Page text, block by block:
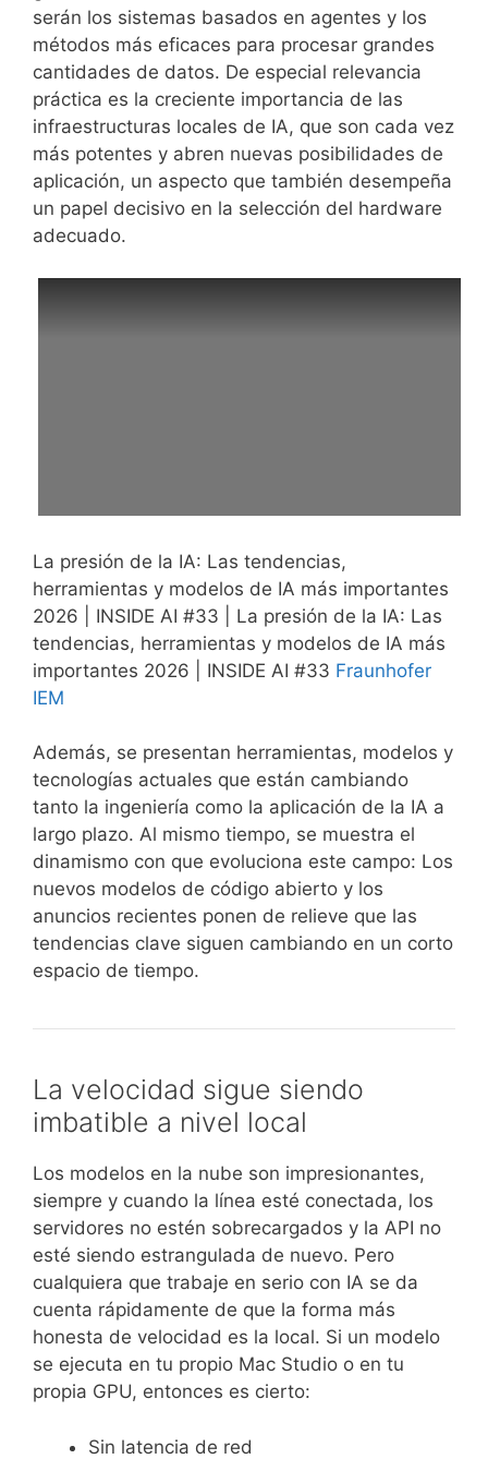
serán los sistemas basados en agentes y los
métodos más eficaces para procesar grandes
cantidades de datos. De especial relevancia
práctica es la creciente importancia de las
infraestructuras locales de IA, que son cada vez
más potentes y abren nuevas posibilidades de
aplicación, un aspecto que también desempeña
un papel decisivo en la selección del hardware
adecuado.
La presión de la IA: Las tendencias,
herramientas y modelos de IA más importantes
2026 | INSIDE AI #33 | La presión de la IA: Las
tendencias, herramientas y modelos de IA más
importantes 2026 | INSIDE AI #33 Fraunhofer
IEM
Además, se presentan herramientas, modelos y
tecnologías actuales que están cambiando
tanto la ingeniería como la aplicación de la IA a
largo plazo. Al mismo tiempo, se muestra el
dinamismo con que evoluciona este campo: Los
nuevos modelos de código abierto y los
anuncios recientes ponen de relieve que las
tendencias clave siguen cambiando en un corto
espacio de tiempo.
La velocidad sigue siendo
imbatible a nivel local
Los modelos en la nube son impresionantes,
siempre y cuando la línea esté conectada, los
servidores no estén sobrecargados y la API no
esté siendo estrangulada de nuevo. Pero
cualquiera que trabaje en serio con IA se da
cuenta rápidamente de que la forma más
honesta de velocidad es la local. Si un modelo
se ejecuta en tu propio Mac Studio o en tu
propia GPU, entonces es cierto:
Sin latencia de red